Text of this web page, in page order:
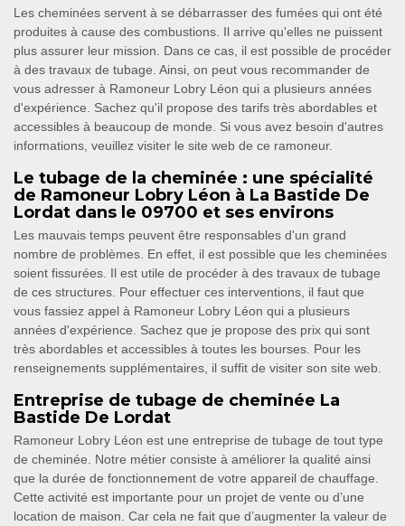
Les cheminées servent à se débarrasser des fumées qui ont été
produites à cause des combustions. Il arrive qu'elles ne puissent
plus assurer leur mission. Dans ce cas, il est possible de procéder
à des travaux de tubage. Ainsi, on peut vous recommander de
vous adresser à Ramoneur Lobry Léon qui a plusieurs années
d'expérience. Sachez qu'il propose des tarifs très abordables et
accessibles à beaucoup de monde. Si vous avez besoin d'autres
informations, veuillez visiter le site web de ce ramoneur.
Le tubage de la cheminée : une spécialité
de Ramoneur Lobry Léon à La Bastide De
Lordat dans le 09700 et ses environs
Les mauvais temps peuvent être responsables d'un grand
nombre de problèmes. En effet, il est possible que les cheminées
soient fissurées. Il est utile de procéder à des travaux de tubage
de ces structures. Pour effectuer ces interventions, il faut que
vous fassiez appel à Ramoneur Lobry Léon qui a plusieurs
années d'expérience. Sachez que je propose des prix qui sont
très abordables et accessibles à toutes les bourses. Pour les
renseignements supplémentaires, il suffit de visiter son site web.
Entreprise de tubage de cheminée La
Bastide De Lordat
Ramoneur Lobry Léon est une entreprise de tubage de tout type
de cheminée. Notre métier consiste à améliorer la qualité ainsi
que la durée de fonctionnement de votre appareil de chauffage.
Cette activité est importante pour un projet de vente ou d’une
location de maison. Car cela ne fait que d’augmenter la valeur de